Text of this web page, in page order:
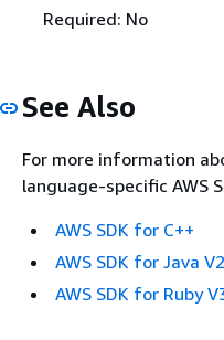
Required: No
See Also
For more information
language-specific AWS
AWS SDK for C++
AWS SDK for Java V2
AWS SDK for Ruby